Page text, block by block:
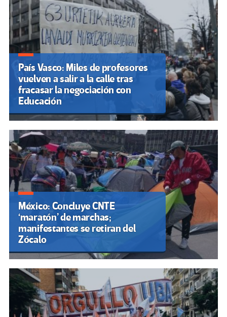
País Vasco: Miles de profesores
vuelven a salir a la calle tras
fracasar la negociación con
Educación
México: Concluye CNTE
‘maratón’ de marchas;
manifestantes se retiran del
Zócalo